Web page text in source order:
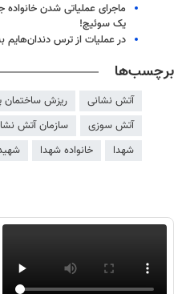
ماجرای عملیاتی شدن
یک سوئیچ!
در عملیات از ترس
برچسب‌ها
آتش نشانی ریزش ساختمان
آتش سوزی
سازمان آتش
شهدا
خانواده شهدا